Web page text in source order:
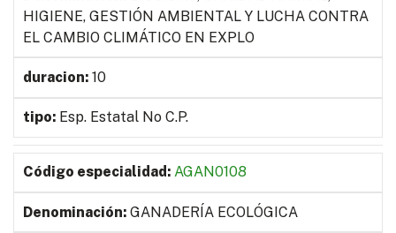
HIGIENE, GESTIÓN AMBIENTAL Y LUCHA CONTRA
EL CAMBIO CLIMÁTICO EN EXPLO
10
Esp. Estatal No C.P.
AGAN0108
GANADERÍA ECOLÓGICA